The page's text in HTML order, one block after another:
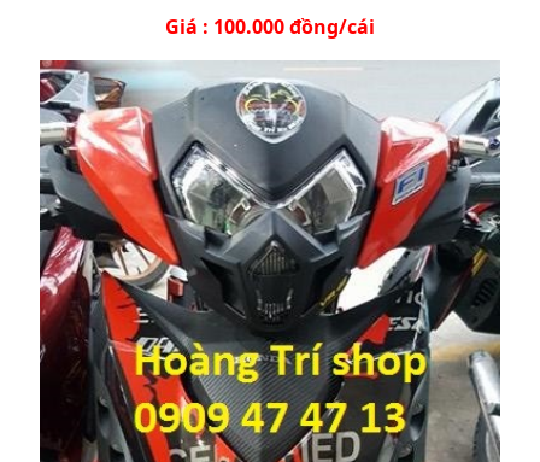
Giá : 100.000 đồng/cái